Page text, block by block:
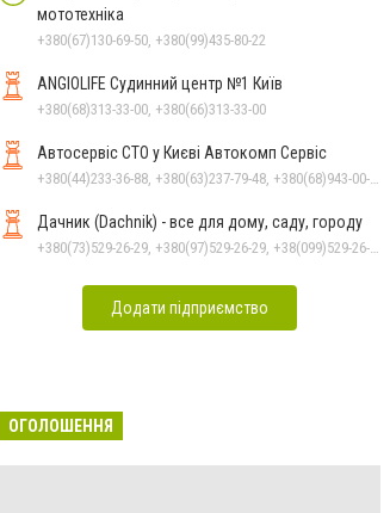
мототехніка
+380(67)130-69-50, +380(99)435-80-22
ANGIOLIFE Судинний центр №1 Київ
+380(68)313-33-00, +380(66)313-33-00
Автосервіс СТО у Києві Автокомп Сервіс
Дачник (Dachnik) - все для дому, саду, городу
Додати підприємство
ОГОЛОШЕННЯ